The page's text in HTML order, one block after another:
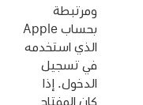
ومرتبطة
بحساب Apple
الذي استخدمه
في تسجيل
الدخول. إذا
كان المفتاح